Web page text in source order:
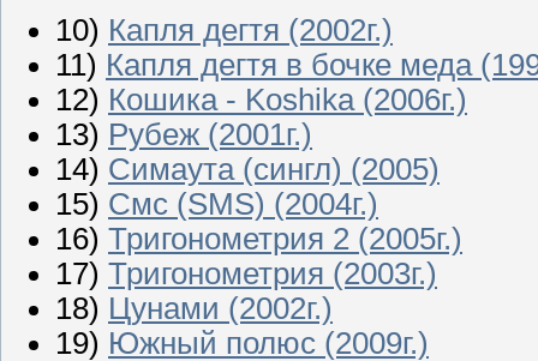
10) Капля дегтя (2002г.)
11) Капля дегтя в бочке меда
12) Кошика - Koshika (2006г.)
13) Рубеж (2001г.)
14) Симаута (сингл) (2005)
15) Смс (SMS) (2004г.)
16) Тригонометрия 2 (2005г.)
17) Тригонометрия (2003г.)
18) Цунами (2002г.)
19) Южный полюс (2009г.)